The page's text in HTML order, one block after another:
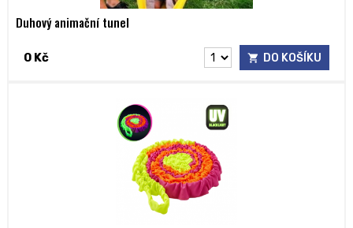
Duhový animační tunel
0 Kč DO KOŠÍKU